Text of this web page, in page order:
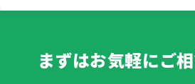
まずはお気軽にご